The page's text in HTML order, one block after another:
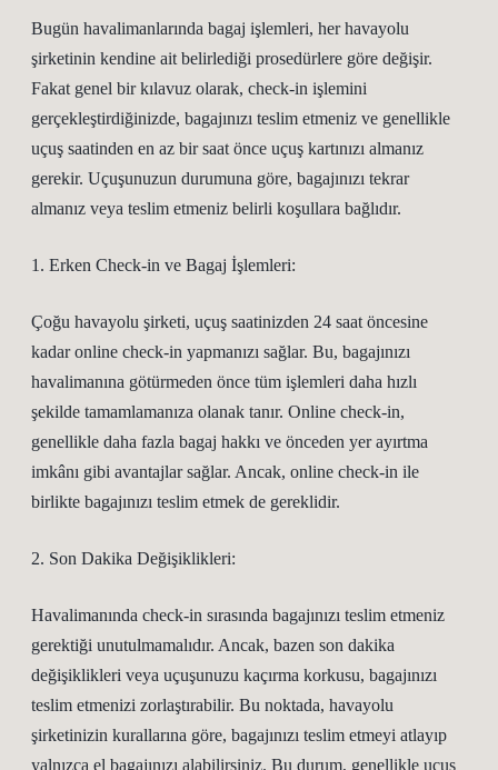
Bugün havalimanlarında bagaj işlemleri, her havayolu
şirketinin kendine ait belirlediği prosedürlere göre değişir.
Fakat genel bir kılavuz olarak, check-in işlemini
gerçekleştirdiğinizde, bagajınızı teslim etmeniz ve genellikle
uçuş saatinden en az bir saat önce uçuş kartınızı almanız
gerekir. Uçuşunuzun durumuna göre, bagajınızı tekrar
almanız veya teslim etmeniz belirli koşullara bağlıdır.
1. Erken Check-in ve Bagaj İşlemleri:
Çoğu havayolu şirketi, uçuş saatinizden 24 saat öncesine
kadar online check-in yapmanızı sağlar. Bu, bagajınızı
havalimanına götürmeden önce tüm işlemleri daha hızlı
şekilde tamamlamanıza olanak tanır. Online check-in,
genellikle daha fazla bagaj hakkı ve önceden yer ayırtma
imkânı gibi avantajlar sağlar. Ancak, online check-in ile
birlikte bagajınızı teslim etmek de gereklidir.
2. Son Dakika Değişiklikleri:
Havalimanında check-in sırasında bagajınızı teslim etmeniz
gerektiği unutulmamalıdır. Ancak, bazen son dakika
değişiklikleri veya uçuşunuzu kaçırma korkusu, bagajınızı
teslim etmenizi zorlaştırabilir. Bu noktada, havayolu
şirketinizin kurallarına göre, bagajınızı teslim etmeyi atlayıp
yalnızca el bagajınızı alabilirsiniz. Bu durum, genellikle uçuş